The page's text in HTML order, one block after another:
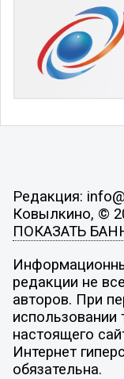
Редакция:
Ковылкино, ©
ПОКАЗАТЬ
редакции не
авторов. При
использовании
настоящего
Интернет
обязательна.